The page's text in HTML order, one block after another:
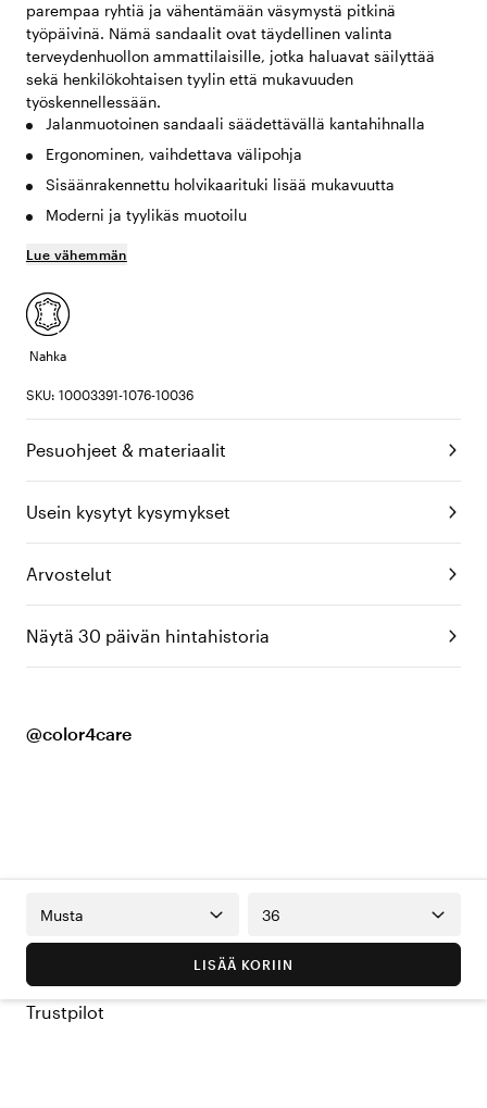
parempaa ryhtiä ja vähentämään väsymystä pitkinä
työpäivinä. Nämä sandaalit ovat täydellinen valinta
terveydenhuollon ammattilaisille, jotka haluavat säilyttää
sekä henkilökohtaisen tyylin että mukavuuden
työskennellessään.
Jalanmuotoinen sandaali säädettävällä kantahihnalla
Ergonominen, vaihdettava välipohja
Sisäänrakennettu holvikaarituki lisää mukavuutta
Moderni ja tyylikäs muotoilu
Lue vähemmän
Nahka
SKU: 10003391-1076-10036
Pesuohjeet & materiaalit
Usein kysytyt kysymykset
Arvostelut
Näytä 30 päivän hintahistoria
@color4care
Musta 36
LISÄÄ KORIIN
Trustpilot